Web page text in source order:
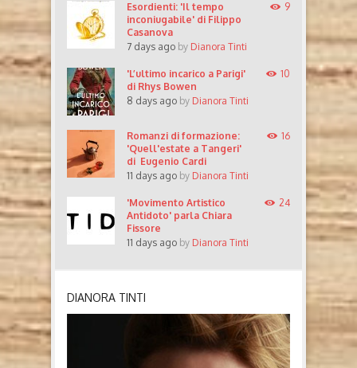
Esordienti: 'Il tempo
inconiugabile' di Filippo
Casanova
7 days ago by Dianora Tinti
9
'L’ultimo incarico a Parigi'
di Rhys Bowen
8 days ago by Dianora Tinti
10
Romanzi di formazione:
'Quell'estate a Tangeri'
di Eugenio Cardi
11 days ago by Dianora Tinti
16
'Movimento Artistico
Antidoto' parla Chiara
Fissore
11 days ago by Dianora Tinti
24
DIANORA TINTI